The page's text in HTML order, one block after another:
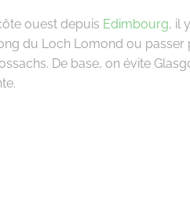
ouest depuis Edimbourg, il
du Loch Lomond ou
De base, on évite